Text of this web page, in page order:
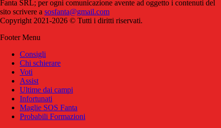
Fanta SRL; per ogni comunicazione avente ad oggetto i contenuti del
sito scrivere a sosfanta@gmail.com
Copyright 2021-2026 © Tutti i diritti riservati.
Footer Menu
Consigli
Chi schierare
Voti
Assist
Ultime dai campi
Infortunati
Maglie SOS Fanta
Probabili Formazioni